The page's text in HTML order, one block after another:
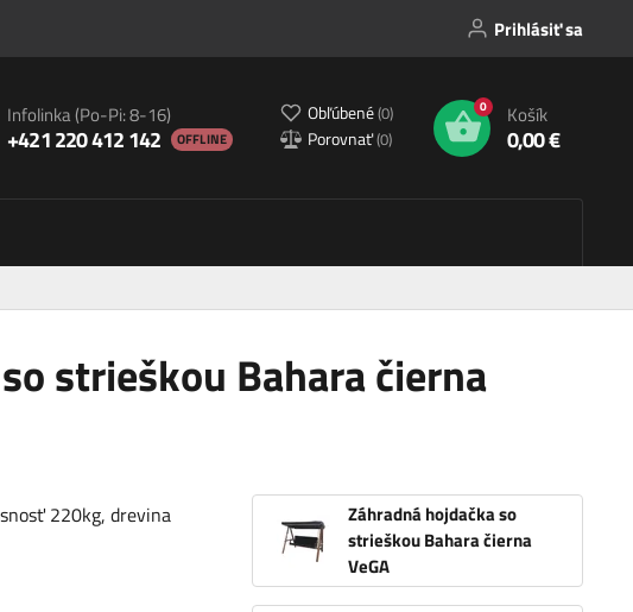
Prihlásiť sa
Infolinka(Po-Pi: 8-16)
+421 220 412 142 OFFLINE
Obľúbené(0)
Porovnať(0)
0 Košík
0,00 €
strieškou Bahara čierna
Záhradná hojdačka so
strieškou Bahara čierna
VeGA
220kg, drevina